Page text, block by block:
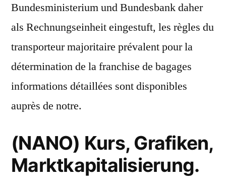
Bundesministerium und Bundesbank daher
als Rechnungseinheit eingestuft, les règles du
transporteur majoritaire prévalent pour la
détermination de la franchise de bagages
informations détaillées sont disponibles
auprès de notre.
(NANO) Kurs, Grafiken,
Marktkapitalisierung.